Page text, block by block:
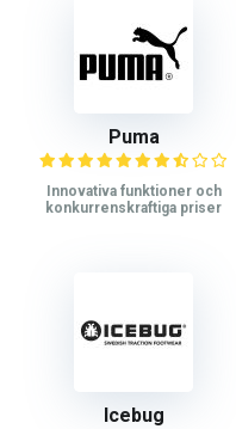
Puma
Innovativa funktioner och
konkurrenskraftiga priser
Icebug